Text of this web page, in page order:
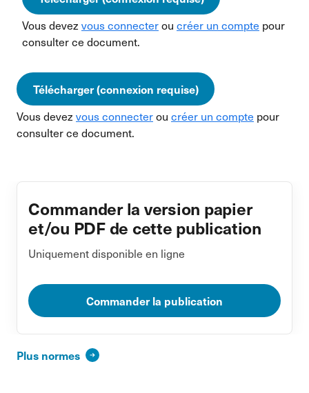
Vous devez vous connecterou créer un compte pour
consulter ce document.
Télécharger (connexion requise)
Vous devez vous connecterou créer un compte pour
consulter ce document.
Commander la version papier
et/ou PDF de cette publication
Uniquement disponible en ligne
Commander la publication
Plus normes